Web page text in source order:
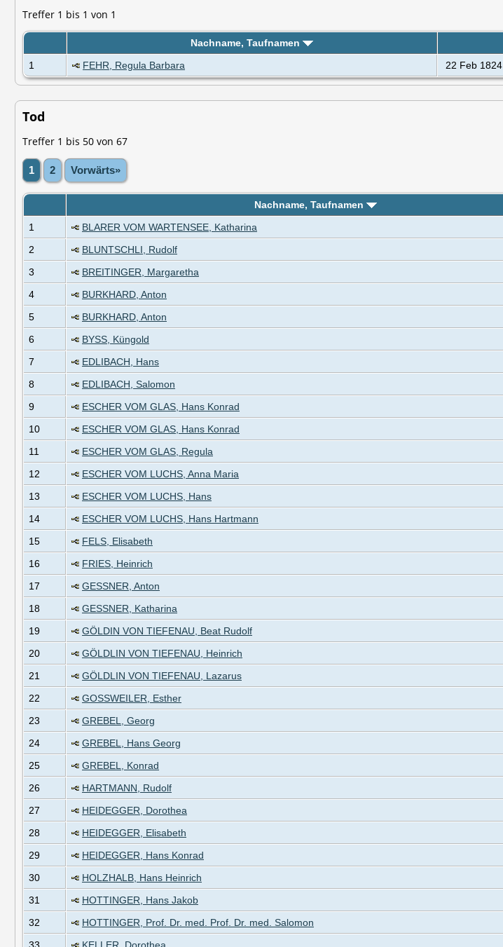
Treffer 1 bis 1 von 1
Nachname, Taufnamen
1
FEHR, Regula Barbara 22 Feb 1824
Tod
Treffer 1 bis 50 von 67
1 2 Vorwärts»
Nachname, Taufnamen
1
BLARER VOM WARTENSEE, Katharina
2
BLUNTSCHLI, Rudolf
3
BREITINGER, Margaretha
4
BURKHARD, Anton
5
BURKHARD, Anton
6
BYSS, Küngold
7
EDLIBACH, Hans
8
EDLIBACH, Salomon
9
ESCHER VOM GLAS, Hans Konrad
10
ESCHER VOM GLAS, Hans Konrad
11
ESCHER VOM GLAS, Regula
12
ESCHER VOM LUCHS, Anna Maria
13
ESCHER VOM LUCHS, Hans
14
ESCHER VOM LUCHS, Hans Hartmann
15
FELS, Elisabeth
16
FRIES, Heinrich
17
GESSNER, Anton
18
GESSNER, Katharina
19
GÖLDIN VON TIEFENAU, Beat Rudolf
20
GÖLDLIN VON TIEFENAU, Heinrich
21
GÖLDLIN VON TIEFENAU, Lazarus
22
GOSSWEILER, Esther
23
GREBEL, Georg
24
GREBEL, Hans Georg
25
GREBEL, Konrad
26
HARTMANN, Rudolf
27
HEIDEGGER, Dorothea
28
HEIDEGGER, Elisabeth
29
HEIDEGGER, Hans Konrad
30
HOLZHALB, Hans Heinrich
31
HOTTINGER, Hans Jakob
32
HOTTINGER, Prof. Dr. med. Prof. Dr. med. Salomon